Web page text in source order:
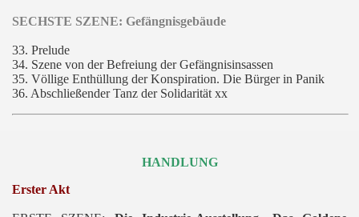
SECHSTE SZENE: Gefängnisgebäude
33. Prelude
34. Szene von der Befreiung der Gefängnisinsassen
35. Völlige Enthüllung der Konspiration. Die Bürger in Panik
36. Abschließender Tanz der Solidarität xx
HANDLUNG
Erster Akt